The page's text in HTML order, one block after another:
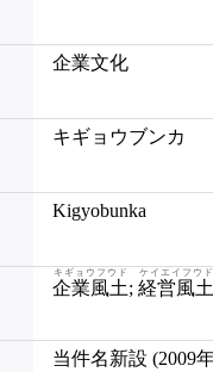
企業文化
キギョウブンカ
Kigyobunka
企業風土
キギョウフウド
; 経営風土
ケイエイフウド
当件名新設 (2009